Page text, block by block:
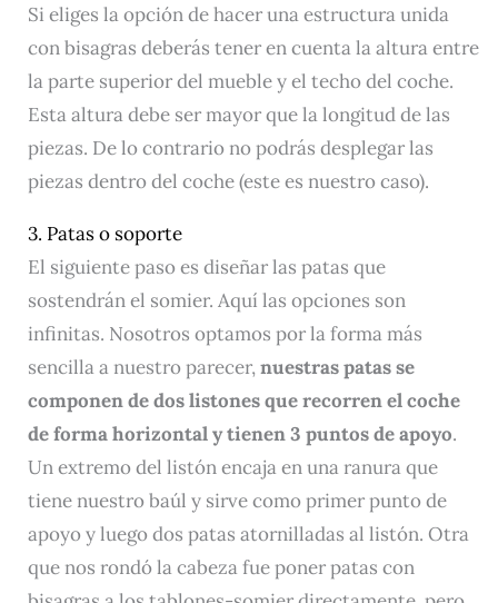
Si eliges la opción de hacer una estructura unida
con bisagras deberás tener en cuenta la altura entre
la parte superior del mueble y el techo del coche.
Esta altura debe ser mayor que la longitud de las
piezas. De lo contrario no podrás desplegar las
piezas dentro del coche (este es nuestro caso).
3. Patas o soporte
El siguiente paso es diseñar las patas que
sostendrán el somier. Aquí las opciones son
infinitas. Nosotros optamos por la forma más
sencilla a nuestro parecer,nuestras patas se
componen de dos listones que recorren el coche
de forma horizontal y tienen 3 puntos de apoyo.
Un extremo del listón encaja en una ranura que
tiene nuestro baúl y sirve como primer punto de
apoyo y luego dos patas atornilladas al listón. Otra
que nos rondó la cabeza fue poner patas con